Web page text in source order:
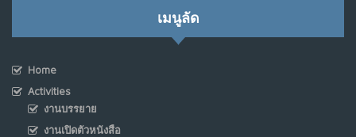
เมนูลัด
Home
Activities
งานบรรยาย
งานเปิดตัวหนังสือ